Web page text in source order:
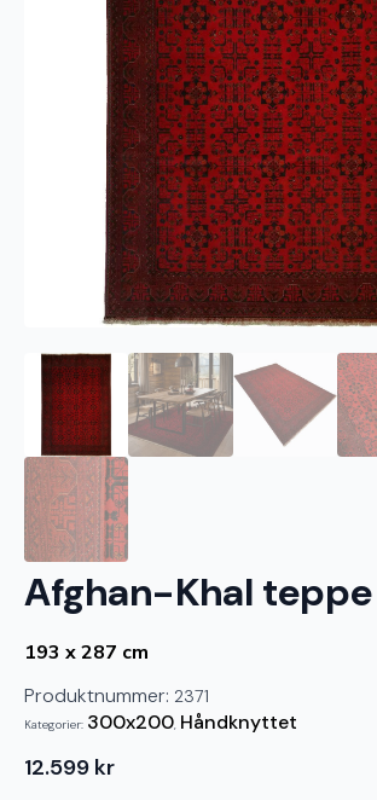
Afghan-Khal teppe
193 x 287 cm
Produktnummer: 2371
Kategorier: 300x200 Håndknyttet
12.599 kr